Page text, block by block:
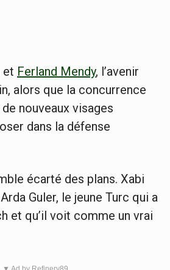
et Ferland Mendy, l’avenir
alors que la concurrence
nouveaux visages
dans la défense
écarté des plans. Xabi
Guler, le jeune Turc qui a
et qu’il voit comme un vrai